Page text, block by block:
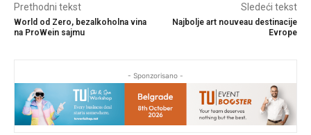
Prethodni tekst
World od Zero, bezalkoholna vina
na ProWein sajmu
Sledeći tekst
Najbolje art nouveau destinacije
Evrope
- Sponzorisano -